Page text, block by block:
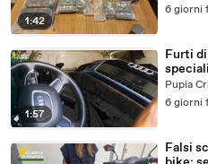
1:42
6 giorni
1:57
Furti
Pupia
6 giorni
Falsi